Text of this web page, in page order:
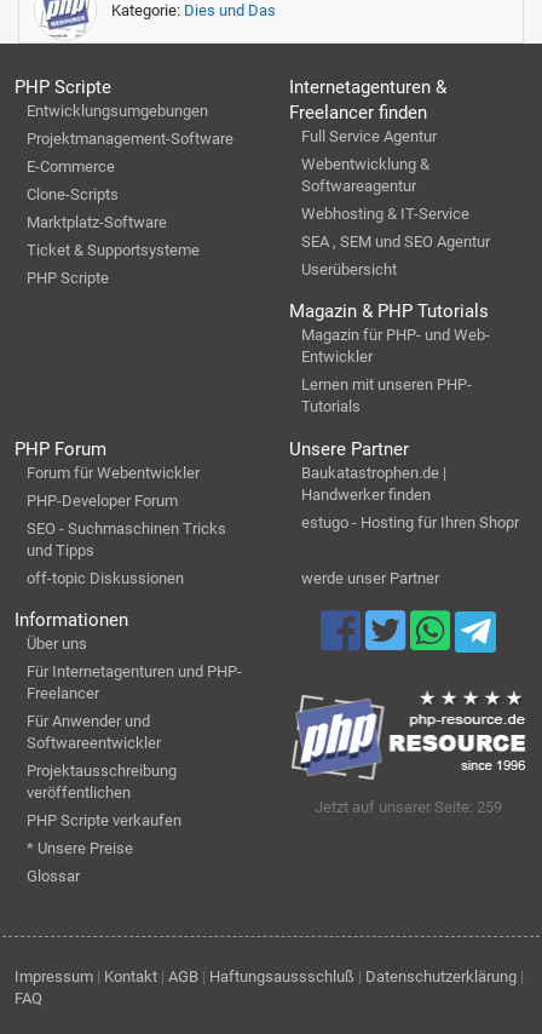
Kategorie: Dies und Das
PHP Scripte
Entwicklungsumgebungen
Projektmanagement-Software
E-Commerce
Clone-Scripts
Marktplatz-Software
Ticket & Supportsysteme
PHP Scripte
Internetagenturen &
Freelancer finden
Full Service Agentur
Webentwicklung &
Softwareagentur
Webhosting & IT-Service
SEA , SEM und SEO Agentur
Userübersicht
Magazin & PHP Tutorials
Magazin für PHP- und Web-
Entwickler
Lernen mit unseren PHP-
Tutorials
PHP Forum
Forum für Webentwickler
PHP-Developer Forum
SEO - Suchmaschinen Tricks
und Tipps
off-topic Diskussionen
Unsere Partner
Baukatastrophen.de |
Handwerker finden
estugo - Hosting für Ihren Shopr
werde unser Partner
Informationen
Über uns
Für Internetagenturen und PHP-
Freelancer
Für Anwender und
Softwareentwickler
Projektausschreibung
veröffentlichen
PHP Scripte verkaufen
* Unsere Preise
Glossar
Jetzt auf unserer Seite: 259
Impressum | Kontakt | AGB | Haftungsaussschluß | Datenschutzerklärung |
FAQ